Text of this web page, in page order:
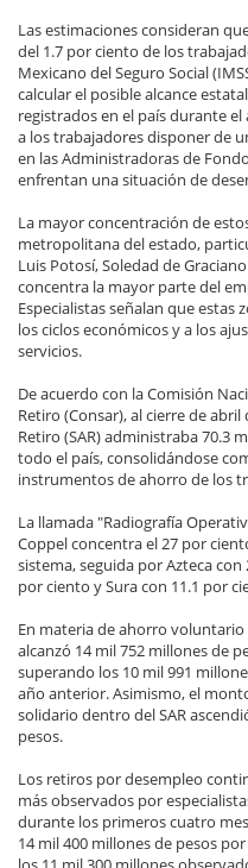
Las estimaciones consideran
del 1.7 por ciento de los
Mexicano del Seguro Social
calcular el posible alcance
registrados en el país durante
a los trabajadores disponer de
en las Administradoras de
enfrentan una situación de
La mayor concentración de
metropolitana del estado,
Luis Potosí, Soledad de
concentra la mayor parte del
Especialistas señalan que estas
los ciclos económicos y a los
servicios.
De acuerdo con la Comisión
Retiro (Consar), al cierre de
Retiro (SAR) administraba 70.3
todo el país, consolidándose
instrumentos de ahorro de los
La llamada "Radiografía
Coppel concentra el 27 por
sistema, seguida por Azteca
por ciento y Sura con 11.1 por
En materia de ahorro
alcanzó 14 mil 752 millones de
superando los 10 mil 991
año anterior. Asimismo, el
solidario dentro del SAR
pesos.
Los retiros por desempleo
más observados por
durante los primeros cuatro
14 mil 400 millones de pesos